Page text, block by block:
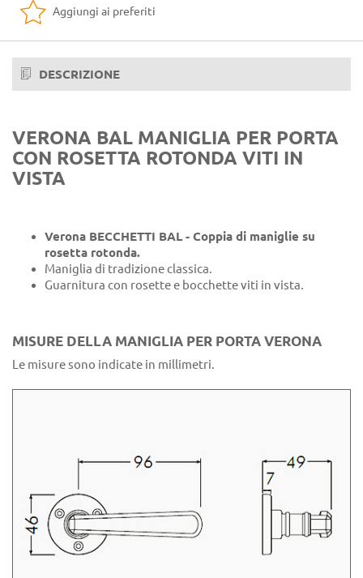
Aggiungi ai preferiti
DESCRIZIONE
VERONA BAL MANIGLIA PER PORTA
CON ROSETTA ROTONDA VITI IN
VISTA
Verona BECCHETTI BAL - Coppia di maniglie su
rosetta rotonda.
Maniglia di tradizione classica.
Guarnitura con rosette e bocchette viti in vista.
MISURE DELLA MANIGLIA PER PORTA VERONA
Le misure sono indicate in millimetri.